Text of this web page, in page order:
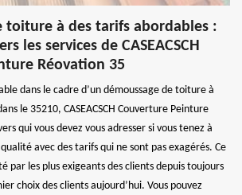
toiture à des tarifs abordables :
les services de CASEACSCH
Réovation 35
dans le cadre d’un démoussage de toiture à
le 35210, CASEACSCH Couverture Peinture
qui vous devez vous adresser si vous tenez à
avec des tarifs qui ne sont pas exagérés. Ce
par les plus exigeants des clients depuis toujours
choix des clients aujourd’hui. Vous pouvez